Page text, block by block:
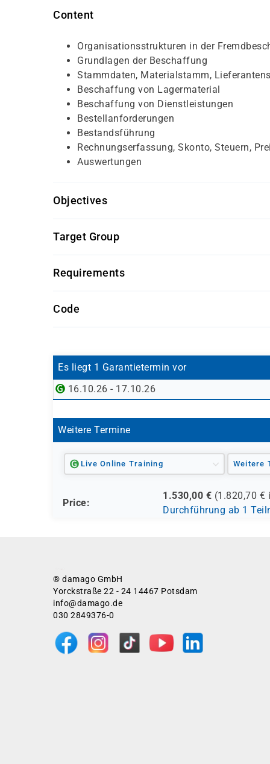
Content
Organisationsstrukturen in der
Grundlagen der Beschaffung
Stammdaten, Materialstamm,
Beschaffung von Lagermaterial
Beschaffung von Dienstleistungen
Bestellanforderungen
Bestandsführung
Rechnungserfassung, Skonto, Steuern,
Auswertungen
Objectives
Target Group
Requirements
Code
Es liegt 1 Garantietermin vor
16.10.26 - 17.10.26
Weitere Termine
Live Online Training Weitere
Price:
1.530,00 € (1.820,70 €
Durchführung ab 1
® damago GmbH
Yorckstraße 22 - 24 14467 Potsdam
info@damago.de
030 2849376-0